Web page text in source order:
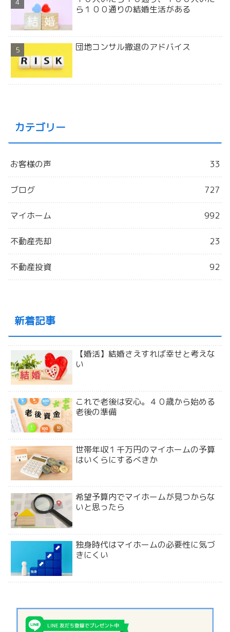
ら１００通りの結婚生活がある
団地コンサル撤退のアドバイス
カテゴリー
お客様の声 33
ブログ 727
マイホーム 992
不動産売却 23
不動産投資 92
新着記事
【婚活】結婚さえすれば幸せと考えな
い
これで老後は安心。４０歳から始める
老後の準備
世帯年収１千万円のマイホームの予算
はいくらにするべきか
希望予算内でマイホームが見つからな
いと思ったら
独身時代はマイホームの必要性に気づ
きにくい